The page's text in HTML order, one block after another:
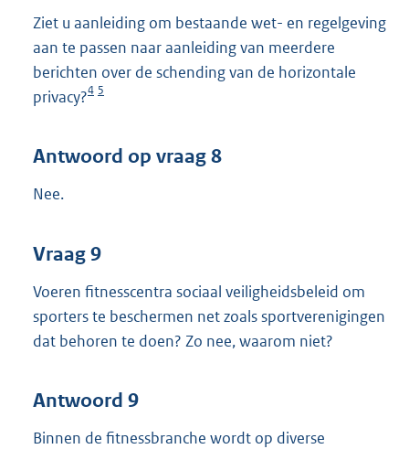
Ziet u aanleiding om bestaande wet- en regelgeving
aan te passen naar aanleiding van meerdere
berichten over de schending van de horizontale
privacy?4 5
Antwoord op vraag 8
Nee.
Vraag 9
Voeren fitnesscentra sociaal veiligheidsbeleid om
sporters te beschermen net zoals sportverenigingen
dat behoren te doen? Zo nee, waarom niet?
Antwoord 9
Binnen de fitnessbranche wordt op diverse